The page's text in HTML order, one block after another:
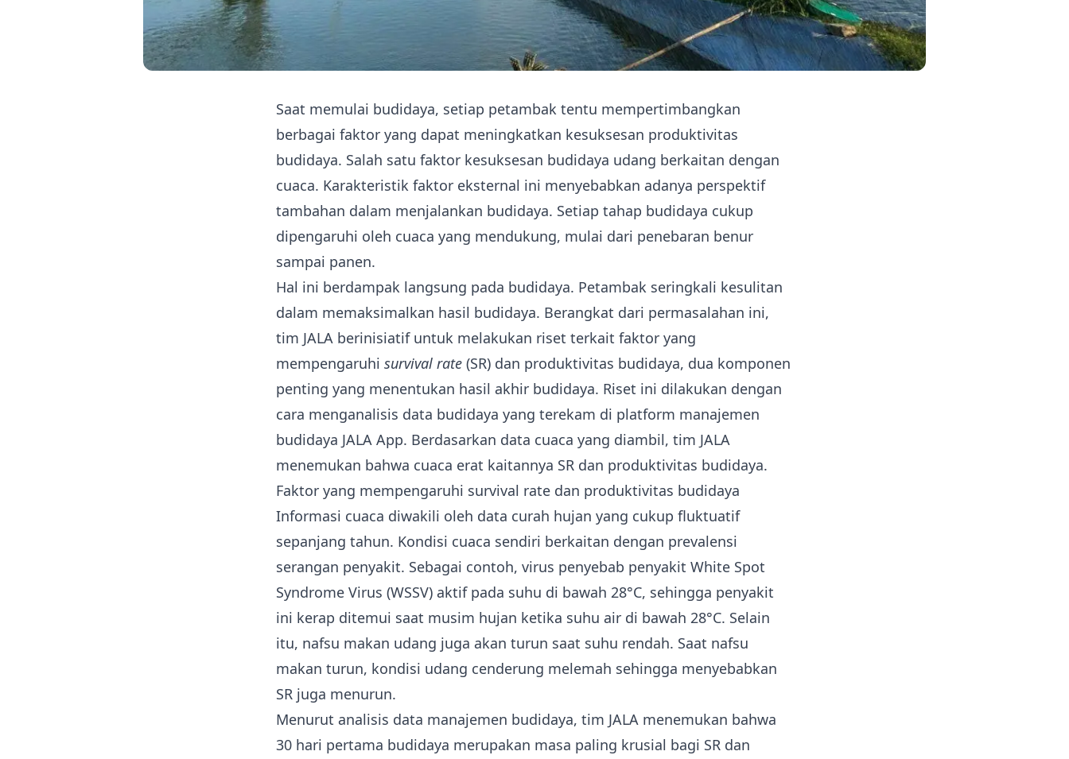
Saat memulai budidaya, setiap petambak tentu mempertimbangkan
berbagai faktor yang dapat meningkatkan kesuksesan produktivitas
budidaya. Salah satu faktor kesuksesan budidaya udang berkaitan dengan
cuaca. Karakteristik faktor eksternal ini menyebabkan adanya perspektif
tambahan dalam menjalankan budidaya. Setiap tahap budidaya cukup
dipengaruhi oleh cuaca yang mendukung, mulai dari penebaran benur
sampai panen.
Hal ini berdampak langsung pada budidaya. Petambak seringkali kesulitan
dalam memaksimalkan hasil budidaya. Berangkat dari permasalahan ini,
tim JALA berinisiatif untuk melakukan riset terkait faktor yang
mempengaruhi survival rate (SR) dan produktivitas budidaya, dua komponen
penting yang menentukan hasil akhir budidaya. Riset ini dilakukan dengan
cara menganalisis data budidaya yang terekam di platform manajemen
budidaya JALA App. Berdasarkan data cuaca yang diambil, tim JALA
menemukan bahwa cuaca erat kaitannya SR dan produktivitas budidaya.
Faktor yang mempengaruhi survival rate dan produktivitas budidaya
Informasi cuaca diwakili oleh data curah hujan yang cukup fluktuatif
sepanjang tahun. Kondisi cuaca sendiri berkaitan dengan prevalensi
serangan penyakit. Sebagai contoh, virus penyebab penyakit White Spot
Syndrome Virus (WSSV) aktif pada suhu di bawah 28°C, sehingga penyakit
ini kerap ditemui saat musim hujan ketika suhu air di bawah 28°C. Selain
itu, nafsu makan udang juga akan turun saat suhu rendah. Saat nafsu
makan turun, kondisi udang cenderung melemah sehingga menyebabkan
SR juga menurun.
Menurut analisis data manajemen budidaya, tim JALA menemukan bahwa
30 hari pertama budidaya merupakan masa paling krusial bagi SR dan